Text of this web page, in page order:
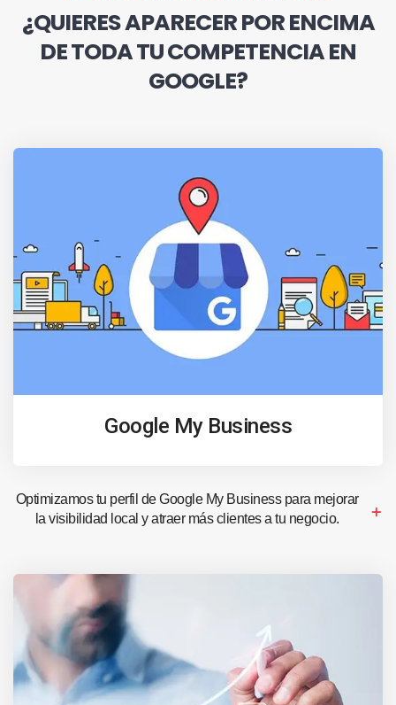
¿QUIERES APARECER POR ENCIMA
DE TODA TU COMPETENCIA EN
GOOGLE?
Google My Business
Optimizamos tu perfil de Google My Business para mejorar
la visibilidad local y atraer más clientes a tu negocio.